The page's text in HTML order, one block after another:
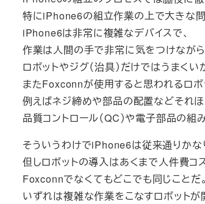
特にiPhone6の組立作業の上で大きな
iPhone6は非常に複雑なデバイスで、
作業は人間の手で非常に気をつけなが
ロボットやジグ（治具）だけではうまくい
またFoxconnが使用すると思われるロボ
例えばネジ締めや部品の配置などそれ
品質コントロール（QC）や電子部品の
そういうわけでiPhone6は従来通りかな
但しロボットの導入はあくまで人件費コ
Foxconnでなくてもどこでも同じことだ。
いずれは複雑な作業をこなすロボットが